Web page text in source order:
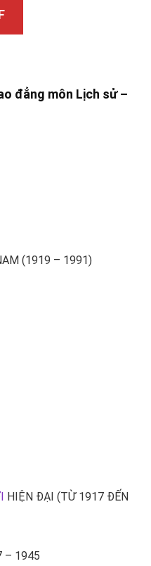
đẳng môn Lịch sử –
(1919 – 1991)
HIỆN ĐẠI (TỪ 1917 ĐẾN
– 1945